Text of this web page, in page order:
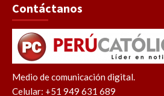
Contáctanos
Medio de comunicación digital.
Celular: +51 949 631 689